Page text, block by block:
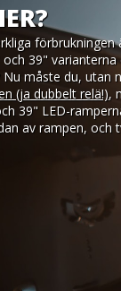
39" varianterna
måste du, utan
(ja dubbelt relä!),
39" LED-
av rampen, och